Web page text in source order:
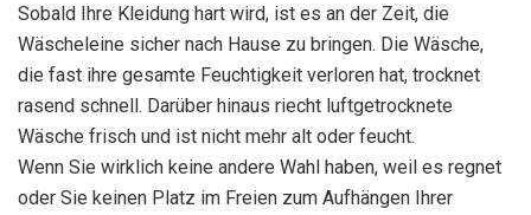
Sobald Ihre Kleidung hart wird, ist es an der Zeit, die
Wäscheleine sicher nach Hause zu bringen. Die Wäsche,
die fast ihre gesamte Feuchtigkeit verloren hat, trocknet
rasend schnell. Darüber hinaus riecht luftgetrocknete
Wäsche frisch und ist nicht mehr alt oder feucht.
Wenn Sie wirklich keine andere Wahl haben, weil es regnet
oder Sie keinen Platz im Freien zum Aufhängen Ihrer